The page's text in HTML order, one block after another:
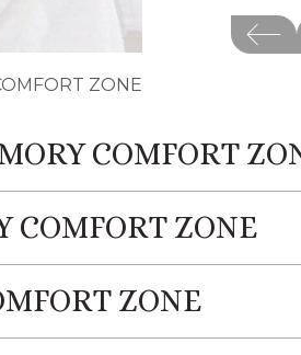
ZONE
COMFORT
ZONE
ZONE